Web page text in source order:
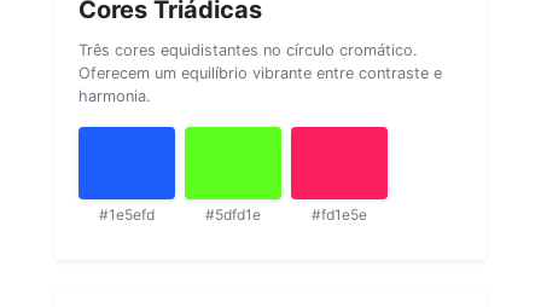
Cores Triádicas
Três cores equidistantes no círculo cromático.
Oferecem um equilíbrio vibrante entre contraste e
harmonia.
#1e5efd #5dfd1e #fd1e5e